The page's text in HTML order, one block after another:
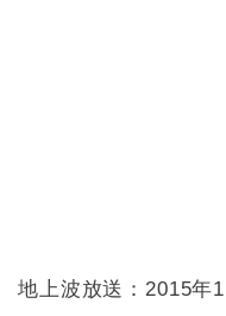
地上波放送：2015年